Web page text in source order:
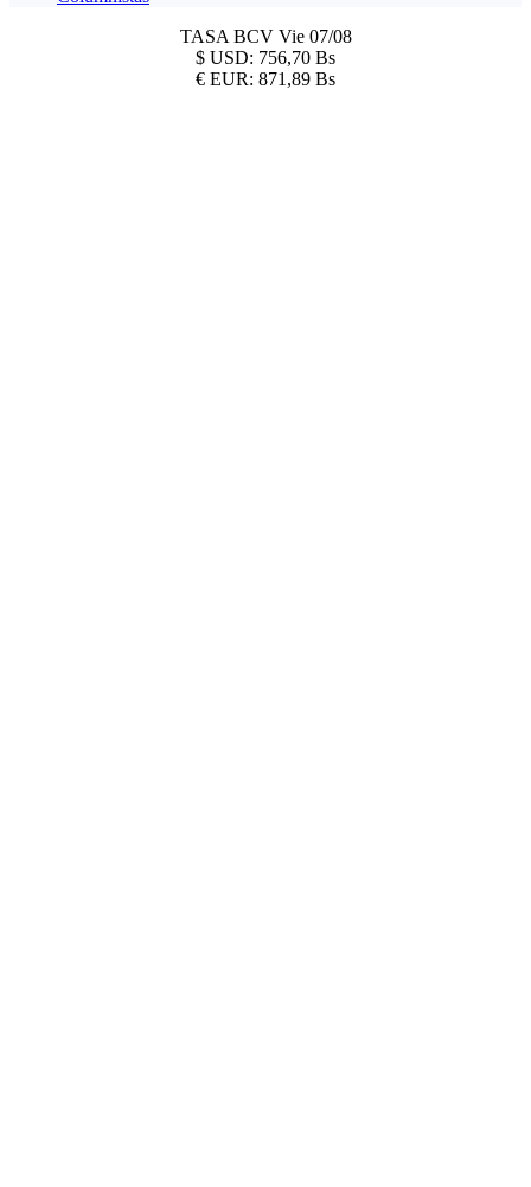
TASA BCV Vie 07/08
$ USD: 756,70 Bs
€ EUR: 871,89 Bs